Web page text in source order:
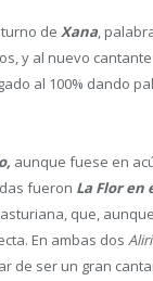
de Xana,
y al nuevo
al 100% dando
aunque fuese en
fueron La Flor en
que,
En ambas dos
de ser un gran